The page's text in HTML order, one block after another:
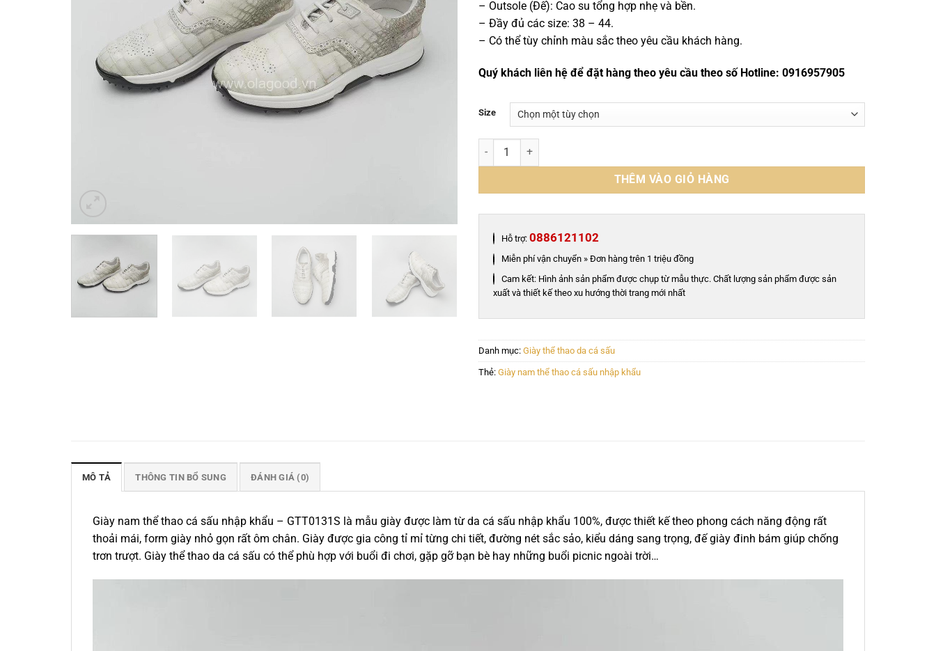
– Outsole (Đế): Cao su tổng hợp nhẹ và bền.
– Đầy đủ các size: 38 – 44.
– Có thể tùy chỉnh màu sắc theo yêu cầu khách hàng.
Quý khách liên hệ để đặt hàng theo yêu cầu theo số Hotline: 0916957905
Size
Giày nam thể thao cá sấu nhập khẩu - GTT0131S số lượng
THÊM VÀO GIỎ HÀNG
Hỗ trợ: 0886121102
Miễn phí vận chuyển » Đơn hàng trên 1 triệu đồng
Cam kết: Hình ảnh sản phẩm được chụp từ mẫu thực. Chất lượng sản phẩm được sản
xuất và thiết kế theo xu hướng thời trang mới nhất
Danh mục: Giày thể thao da cá sấu
Thẻ: Giày nam thể thao cá sấu nhập khẩu
MÔ TẢ THÔNG TIN BỔ SUNG ĐÁNH GIÁ (0)
Giày nam thể thao cá sấu nhập khẩu – GTT0131S là mẫu giày được làm từ da cá sấu nhập khẩu 100%, được thiết kế theo phong cách năng động rất
thoải mái, form giày nhỏ gọn rất ôm chân. Giày được gia công tỉ mỉ từng chi tiết, đường nét sắc sảo, kiểu dáng sang trọng, đế giày đinh bám giúp chống
trơn trượt. Giày thể thao da cá sấu có thể phù hợp với buổi đi chơi, gặp gỡ bạn bè hay những buổi picnic ngoài trời…